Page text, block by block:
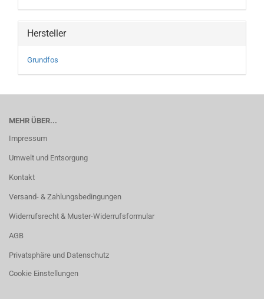
Hersteller
Grundfos
MEHR ÜBER...
Impressum
Umwelt und Entsorgung
Kontakt
Versand- & Zahlungsbedingungen
Widerrufsrecht & Muster-Widerrufsformular
AGB
Privatsphäre und Datenschutz
Cookie Einstellungen